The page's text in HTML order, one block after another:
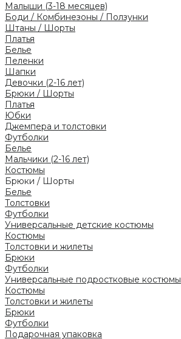
Малыши (3-18 месяцев)
Боди / Комбинезоны / Ползунки
Штаны / Шорты
Платья
Белье
Пеленки
Шапки
Девочки (2-16 лет)
Брюки / Шорты
Платья
Юбки
Джемпера и толстовки
Футболки
Белье
Мальчики (2-16 лет)
Костюмы
Брюки / Шорты
Белье
Толстовки
Футболки
Универсальные детские костюмы
Костюмы
Толстовки и жилеты
Брюки
Футболки
Универсальные подростковые костюмы
Костюмы
Толстовки и жилеты
Брюки
Футболки
Подарочная упаковка